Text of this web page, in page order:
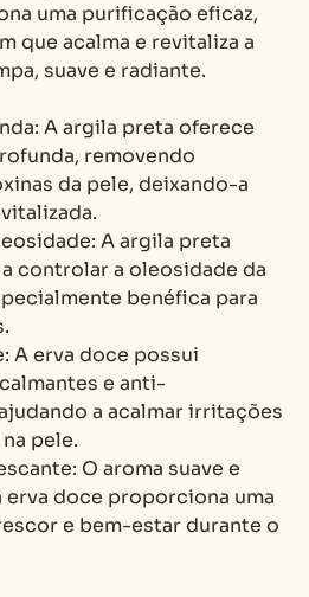
uma purificação eficaz,
que acalma e revitaliza a
suave e radiante.
A argila preta oferece
removendo
da pele, deixando-a
A argila preta
controlar a oleosidade da
benéfica para
A erva doce possui
e anti-
a acalmar irritações
pele.
O aroma suave e
erva doce proporciona uma
e bem-estar durante o